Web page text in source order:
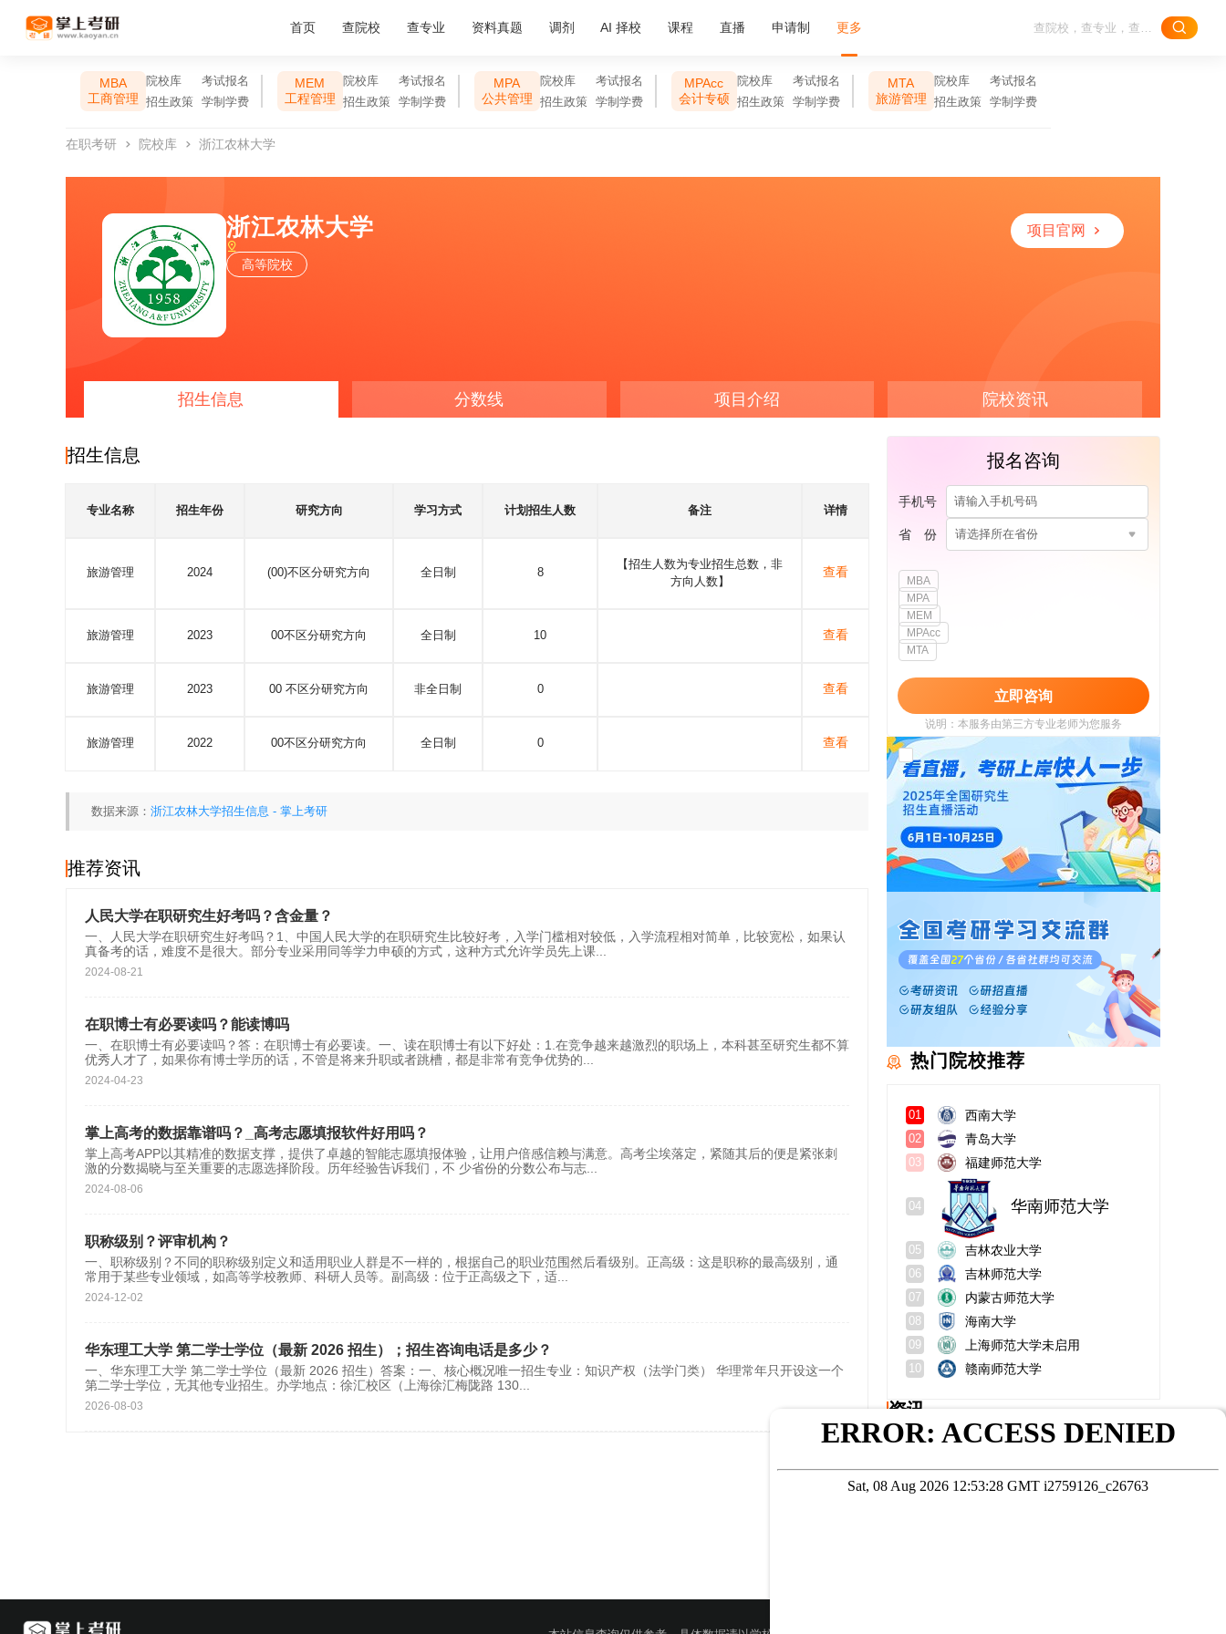
首页 查院校 查专业 资料真题 调剂 AI 择校 课程 直播 申请制 更多
MBA
工商管理
院校库
考试报名
招生政策
学制学费
MEM
工程管理
院校库
考试报名
招生政策
学制学费
MPA
公共管理
院校库
考试报名
招生政策
学制学费
MPAcc
会计专硕
院校库
考试报名
招生政策
学制学费
MTA
旅游管理
院校库
考试报名
招生政策
学制学费
在职考研 院校库 浙江农林大学
浙江农林大学
高等院校
项目官网
招生信息 分数线 项目介绍 院校资讯
招生信息
专业名称 招生年份 研究方向 学习方式 计划招生人数 备注 详情
旅游管理 2024 (00)不区分研究方向 全日制 8
【招生人数为专业招生总数，非
方向人数】
查看
旅游管理 2023 00不区分研究方向 全日制 10 查看
旅游管理 2023 00 不区分研究方向 非全日制 0 查看
旅游管理 2022 00不区分研究方向 全日制 0 查看
数据来源： 浙江农林大学招生信息 - 掌上考研
推荐资讯
人民大学在职研究生好考吗？含金量？
一、人民大学在职研究生好考吗？1、中国人民大学的在职研究生比较好考，入学门槛相对较低，入学流程相对简单，比较宽松，如果认
真备考的话，难度不是很大。部分专业采用同等学力申硕的方式，这种方式允许学员先上课
2024-08-21
在职博士有必要读吗？能读博吗
一、在职博士有必要读吗？答：在职博士有必要读。一、读在职博士有以下好处：1.在竞争越来越激烈的职场上，本科甚至研究生都不算
优秀人才了，如果你有博士学历的话，不管是将来升职或者跳槽，都是非常有竞争优势的
2024-04-23
掌上高考的数据靠谱吗？_高考志愿填报软件好用吗？
掌上高考APP以其精准的数据支撑，提供了卓越的智能志愿填报体验，让用户倍感信赖与满意。高考尘埃落定，紧随其后的便是紧张刺
激的分数揭晓与至关重要的志愿选择阶段。历年经验告诉我们，不 少省份的分数公布与志
2024-08-06
职称级别？评审机构？
一、职称级别？不同的职称级别定义和适用职业人群是不一样的，根据自己的职业范围然后看级别。‌正高级‌：这是职称的最高级别，通
常用于某些专业领域，如高等学校教师、科研人员等。‌副高级‌：位于正高级之下，适
2024-12-02
华东理工大学 第二学士学位（最新 2026 招生）；招生咨询电话是多少？
一、华东理工大学 第二学士学位（最新 2026 招生）答案：一、核心概况唯一招生专业：知识产权（法学门类） 华理常年只开设这一个
第二学士学位，无其他专业招生。办学地点：徐汇校区（上海徐汇梅陇路 130
2026-08-03
报名咨询
手机号
省 份 请选择所在省份
MBA
MPA
MEM
MPAcc
MTA
立即咨询
说明：本服务由第三方专业老师为您服务
我已阅读并同意 《用户政策》
《用户服务
使用协议》
热门院校推荐
01 西南大学
02 青岛大学
03 福建师范大学
04 华南师范大学
05 吉林农业大学
06 吉林师范大学
07 内蒙古师范大学
08 海南大学
09 上海师范大学未启用
10 赣南师范大学
资讯
浙大研究生录取条件是怎样的？选择适合自己的专业有什么技巧？
中国农业大学动物医学院在哪个校区？怎么样？